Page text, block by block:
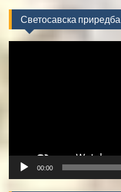
Светосавска приредба
00:00